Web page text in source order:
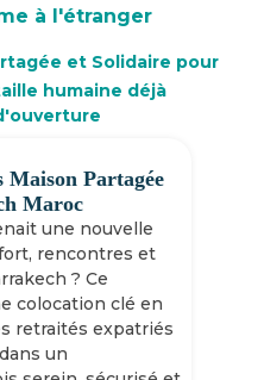
à l'étranger
et Solidaire pour
humaine déjà
Maison Partagée
Maroc
une nouvelle
rencontres et
? Ce
colocation clé en
retraités expatriés
un